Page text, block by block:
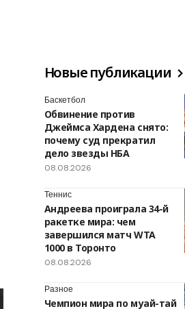
Новые публикации
Баскетбол
Обвинение против
Джеймса Хардена снято:
почему суд прекратил
дело звезды НБА
08.08.2026
Теннис
Андреева проиграла 34-й
ракетке мира: чем
завершился матч WTA
1000 в Торонто
08.08.2026
Разное
Чемпион мира по муай-тай